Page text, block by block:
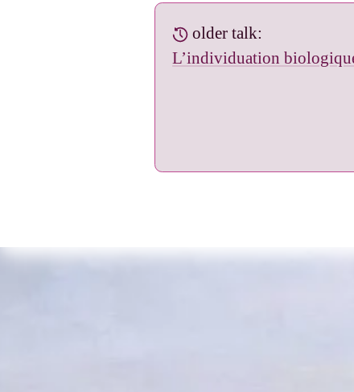
older talk:
L’individuation